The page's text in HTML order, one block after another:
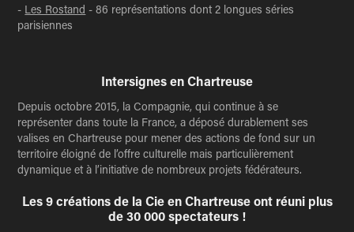
- Les Rostand - 86 représentations dont 2 longues séries
parisiennes
Intersignes en Chartreuse
Depuis octobre 2015, la Compagnie, qui continue à se
représenter dans toute la France, a déposé durablement ses
valises en Chartreuse pour mener des actions de fond sur un
territoire éloigné de l’offre culturelle mais particulièrement
dynamique et à l’initiative de nombreux projets fédérateurs.
Les 9 créations de la Cie en Chartreuse ont réuni plus
de 30 000 spectateurs !